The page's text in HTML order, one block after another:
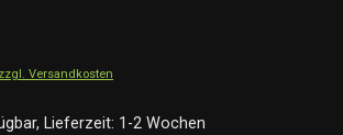
Versandkosten
Lieferzeit: 1-2 Wochen